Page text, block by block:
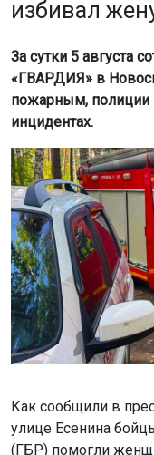
Как сообщили в
улице Есенина
(ГБР) помогли
из-за сильного
медикам, после
госпитализировали.
Днём на улице
мужчину и женщину,
агентства
Нарушителей